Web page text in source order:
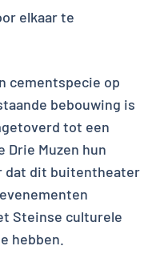
elkaar te
cementspecie op
bebouwing is
tot een
Drie Muzen hun
dat dit buitentheater
Steinse culturele
hebben.